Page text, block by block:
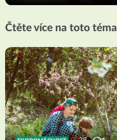
Čtěte více na toto téma